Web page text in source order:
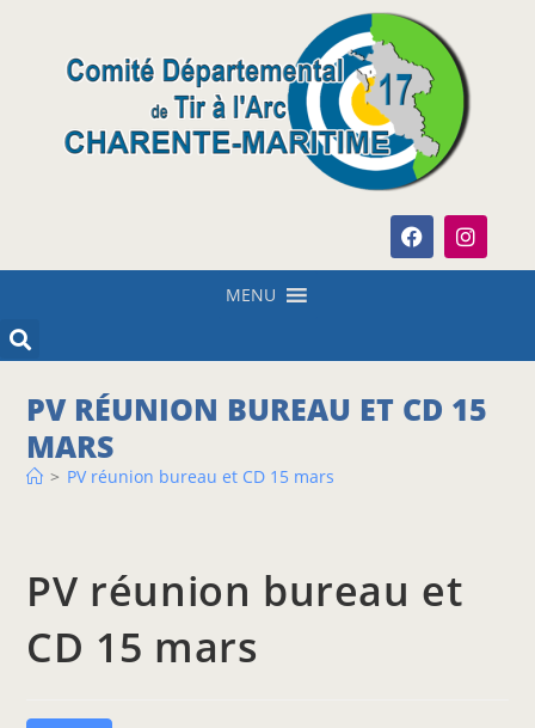
MENU
PV RÉUNION BUREAU ET CD 15
MARS
> PV réunion bureau et CD 15 mars
PV réunion bureau et
CD 15 mars